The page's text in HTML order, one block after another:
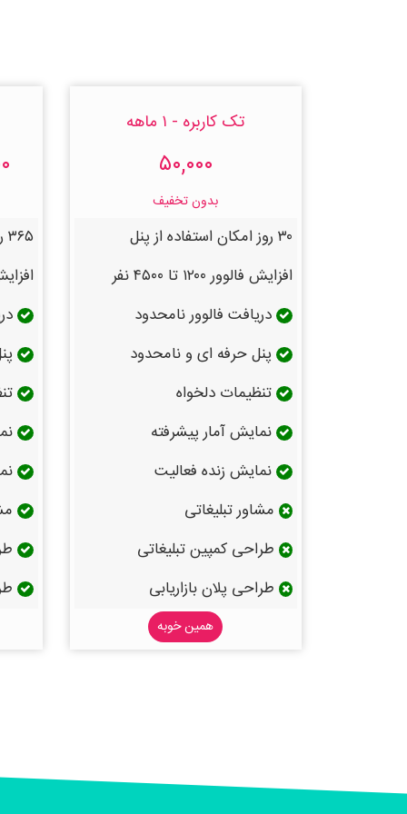
تک کاربره - ۱ ماهه
۵۰,۰۰۰
بدون تخفیف
۳۰ روز امکان استفاده از پنل
افزایش فالوور ۱۲۰۰ تا ۴۵۰۰ نفر
دریافت فالوور نامحدود
پنل حرفه ای و نامحدود
تنظیمات دلخواه
نمایش آمار پیشرفته
نمایش زنده فعالیت
مشاور تبلیغاتی
طراحی کمپین تبلیغاتی
طراحی پلان بازاریابی
همین خوبه
۳۶۵ روز امکان استفاده از پنل
افزایش